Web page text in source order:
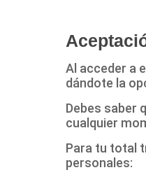
Al acceder a
dándote la
Debes saber
cualquier
Para tu total
personales: